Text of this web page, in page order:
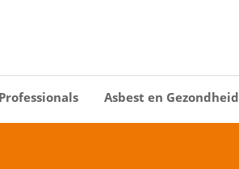
Professionals Asbest en Gezondheid